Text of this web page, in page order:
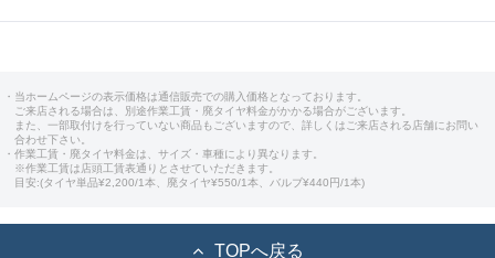
・当ホームページの表示価格は通信販売での購入価格となっております。
ご来店される場合は、別途作業工賃・廃タイヤ料金がかかる場合がございます。
また、一部取付けを行っていない商品もございますので、詳しくはご来店される店舗にお問い
合わせ下さい。
・作業工賃・廃タイヤ料金は、サイズ・車種により異なります。
※作業工賃は店頭工賃表通りとさせていただきます。
目安:(タイヤ単品¥2,200/1本、廃タイヤ¥550/1本、バルブ¥440円/1本)
TOPへ戻る